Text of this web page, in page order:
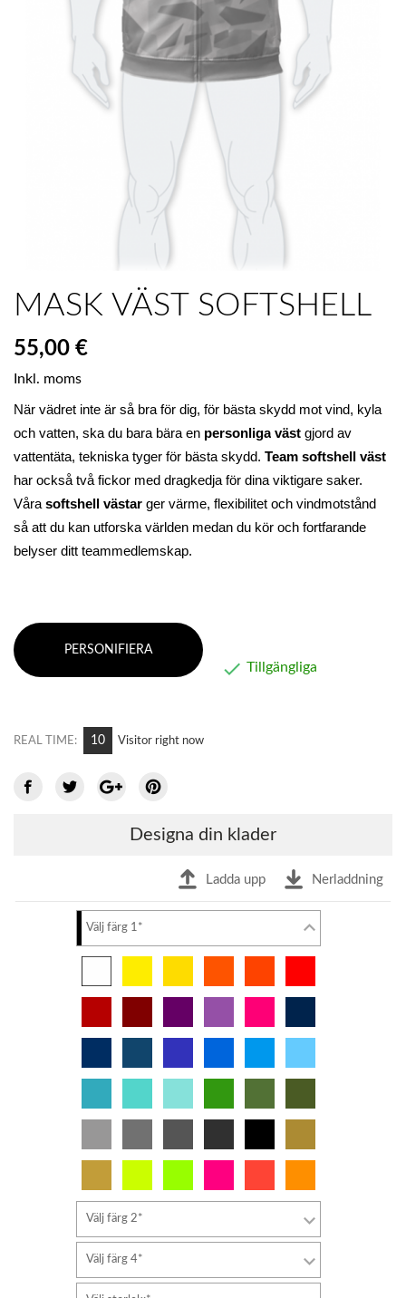
MASK VÄST SOFTSHELL
55,00 €
Inkl. moms
När vädret inte är så bra för dig, för bästa skydd mot vind, kyla
och vatten, ska du bara bära en personliga väst gjord av
vattentäta, tekniska tyger för bästa skydd. Team softshell väst
har också två fickor med dragkedja för dina viktigare saker.
Våra softshell västar ger värme, flexibilitet och vindmotstånd
så att du kan utforska världen medan du kör och fortfarande
belyser ditt teammedlemskap.
PERSONIFIERA
 Tillgängliga
REAL TIME: 10 Visitor right now
Designa din klader
Ladda upp Nerladdning
Välj färg 1*
Välj färg 2*
Välj färg 4*